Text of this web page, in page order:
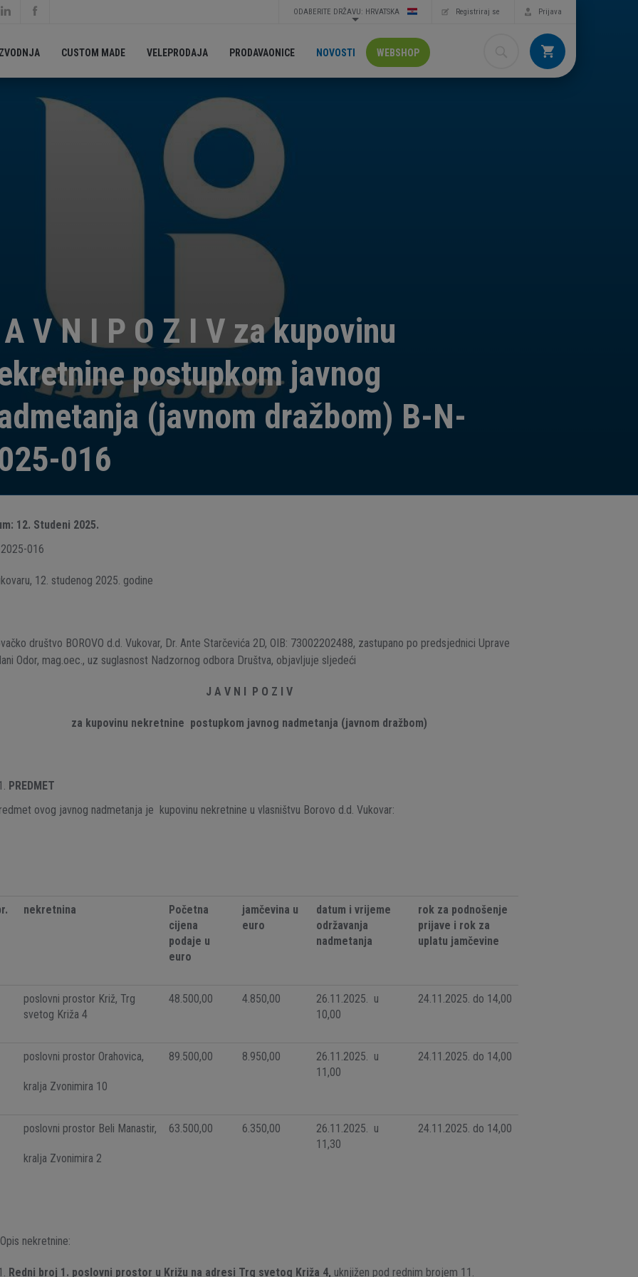
Prijava
Registriraj se
ODABERITE DRŽAVU: HRVATSKA
CUSTOM MADE VELEPRODAJA PRODAVAONICE NOVOSTI WEBSHOP
V N I P O Z I V za kupovinu
postupkom javnog
(javnom dražbom) B-N-
016
12. Studeni 2025.
016
12. studenog 2025. godine
društvo BOROVO d.d. Vukovar, Dr. Ante Starčevića 2D, OIB: 73002202488, zastupano po predsjednici Uprave
Odor, mag.oec., uz suglasnost Nadzornog odbora Društva, objavljuje sljedeći
J A V N I P O Z I V
za kupovinu nekretnine postupkom javnog nadmetanja (javnom dražbom)
PREDMET
ovog javnog nadmetanja je kupovinu nekretnine u vlasništvu Borovo d.d. Vukovar:
nekretnina
Početna
cijena
podaje u
euro
jamčevina u
euro
datum i vrijeme
održavanja
nadmetanja
rok za podnošenje
prijave i rok za
uplatu jamčevine
poslovni prostor Križ, Trg
svetog Križa 4
48.500,00 4.850,00
26.11.2025. u
10,00
24.11.2025. do 14,00
poslovni prostor Orahovica,
kralja Zvonimira 10
89.500,00 8.950,00
26.11.2025. u
11,00
24.11.2025. do 14,00
poslovni prostor Beli Manastir,
kralja Zvonimira 2
63.500,00 6.350,00
26.11.2025. u
11,30
24.11.2025. do 14,00
Opis nekretnine:
Redni broj 1. poslovni prostor u Križu na adresi Trg svetog Križa 4, uknjižen pod rednim brojem 11.